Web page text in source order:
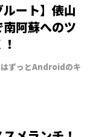
ルート】俵山
阿蘇へのツ
はずっとAndroidのキ